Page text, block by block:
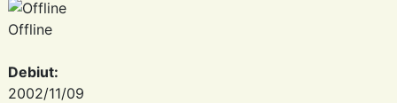
Offline
Debiut:
2002/11/09